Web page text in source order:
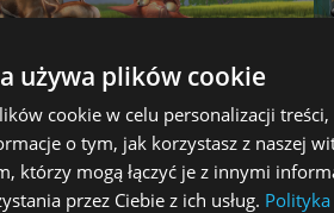
używa plików cookie
cookie w celu personalizacji
o tym, jak korzystasz z naszej
którzy mogą łączyć je z innymi
przez Ciebie z ich usług.